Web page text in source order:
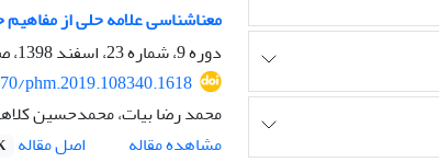
معناشناسی علامه حلی از
دوره 9، شماره 23، اسفند 1398، صفحه
phm.2019.108340.1618
محمد رضا بیات، محمدحسین
مشاهده مقاله
اصل مقاله